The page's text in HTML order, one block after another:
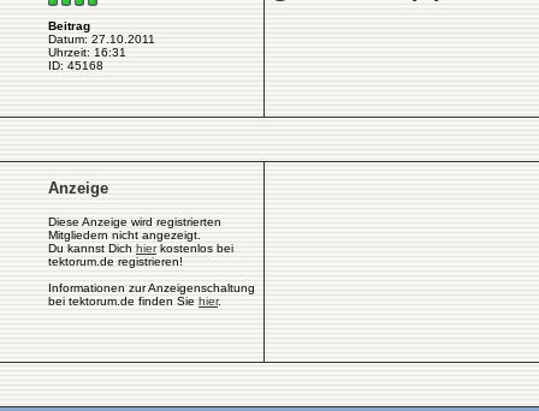
Beitrag
Datum: 27.10.2011
Uhrzeit: 16:31
ID: 45168
Anzeige
Diese Anzeige wird registrierten
Mitgliedern nicht angezeigt.
Du kannst Dich hierkostenlos bei
tektorum.de registrieren!
Informationen zur Anzeigenschaltung
bei tektorum.de finden Sie hier.